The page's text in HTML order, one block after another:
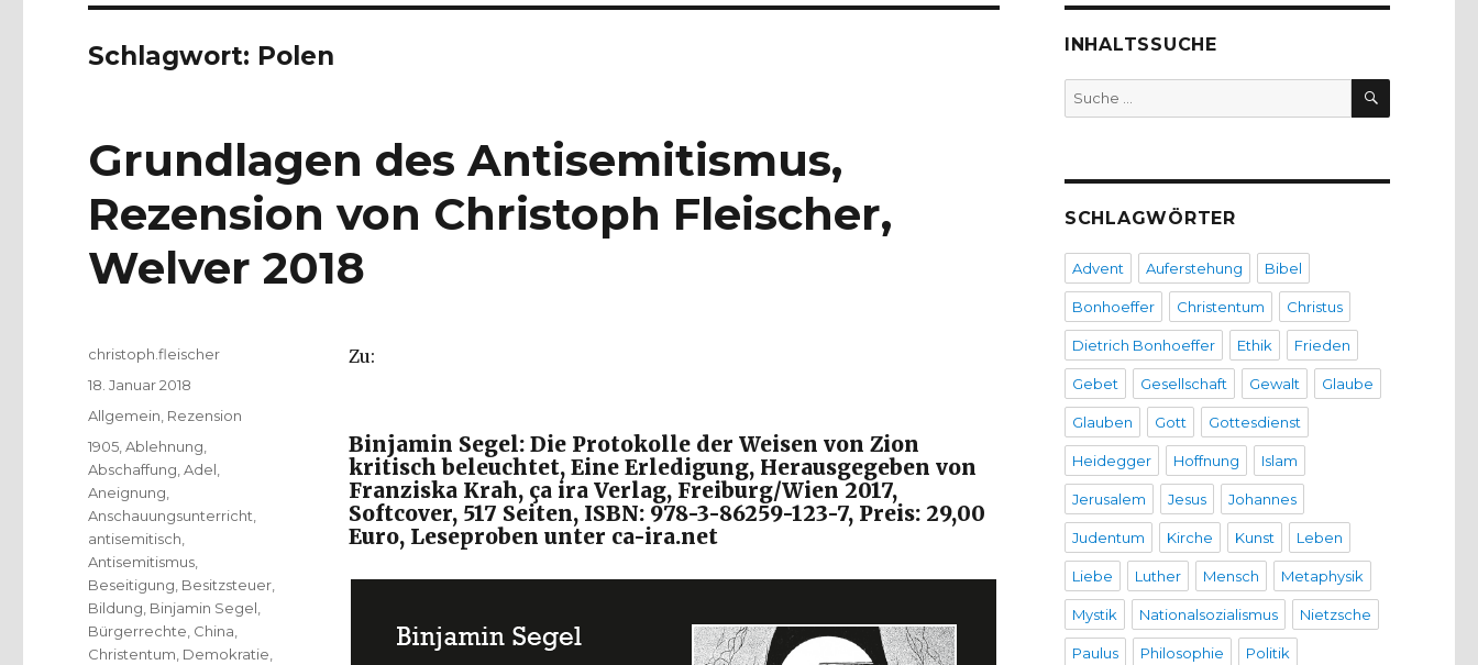
Schlagwort: Polen
Grundlagen des Antisemitismus,
Rezension von Christoph Fleischer,
Welver 2018
Zu:
Binjamin Segel: Die Protokolle der Weisen von Zion
kritisch beleuchtet, Eine Erledigung, Herausgegeben von
Franziska Krah, ça ira Verlag, Freiburg/Wien 2017,
Softcover, 517 Seiten, ISBN: 978-3-86259-123-7, Preis: 29,00
Euro, Leseproben unter ca-ira.net
Autor
christoph.fleischer
Veröffentlicht
am
18. Januar 2018
Kategorien
Allgemein Rezension
Schlagwörter
1905 ,Ablehnung
Abschaffung ,Adel
Aneignung
Anschauungsunterricht
antisemitisch
Antisemitismus
Beseitigung Besitzsteuer
Bildung Binjamin Segel
Bürgerrechte China
Christentum Demokratie
INHALTSSUCHE
Suche
nach:
SUCHEN
SCHLAGWÖRTER
Advent Auferstehung Bibel
Bonhoeffer Christentum Christus
Dietrich Bonhoeffer Ethik Frieden
Gebet Gesellschaft Gewalt Glaube
Glauben Gott Gottesdienst
Heidegger Hoffnung Islam
Jerusalem Jesus Johannes
Judentum Kirche Kunst Leben
Liebe Luther Mensch Metaphysik
Mystik Nationalsozialismus Nietzsche
Paulus Philosophie Politik